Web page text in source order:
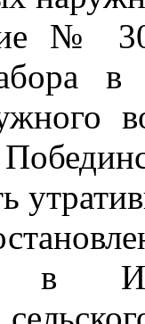
№
в